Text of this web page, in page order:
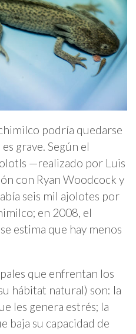
podría quedarse
grave. Según el
—realizado por Luis
con Ryan Woodcock y
seis mil ajolotes por
en 2008, el
estima que hay menos
que enfrentan los
hábitat natural) son: la
les genera estrés; la
baja su capacidad de